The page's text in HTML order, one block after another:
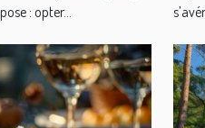
: opter...